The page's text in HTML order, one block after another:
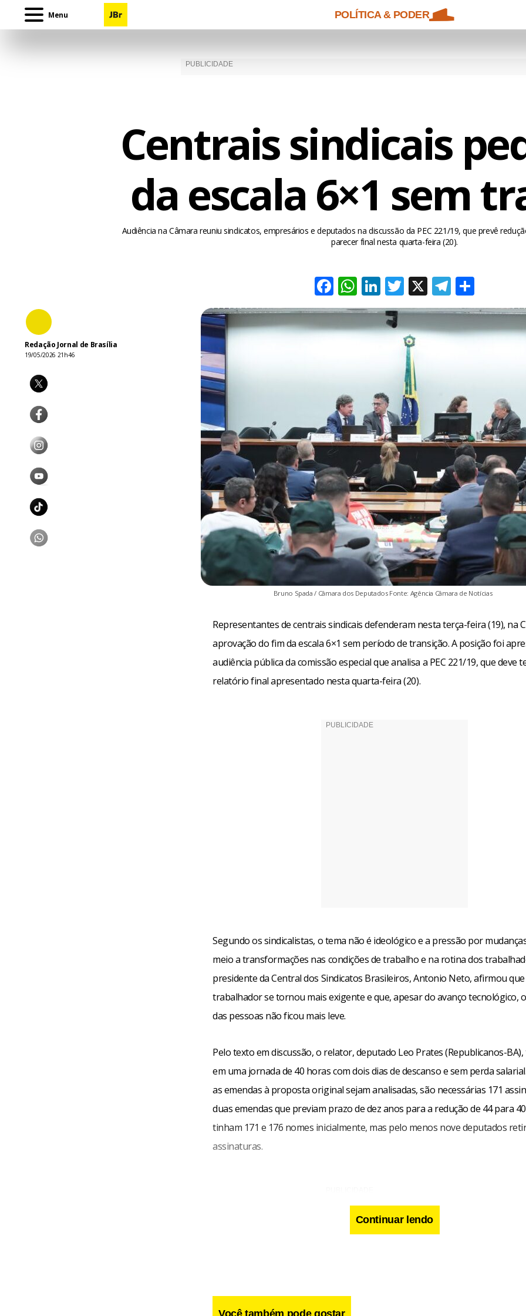
Menu POLÍTICA & PODER
Centrais sindicais
da escala 6×1 sem
Audiência na Câmara reuniu sindicatos, empresários e deputados na discussão da PEC 221/19, que prevê
parecer final nesta quarta-feira (20).
Facebook
WhatsApp
LinkedIn
Twitter
X
Redação Jornal de Brasília
19/05/2026 21h46
Bruno Spada / Câmara dos Deputados Fonte: Agência Câmara de Notícias
Representantes de centrais sindicais defenderam nesta terça-feira (19), na
aprovação do fim da escala 6×1 sem período de transição. A posição foi
audiência pública da comissão especial que analisa a PEC 221/19, que deve
relatório final apresentado nesta quarta-feira (20).
Segundo os sindicalistas, o tema não é ideológico e a pressão por
meio a transformações nas condições de trabalho e na rotina dos
presidente da Central dos Sindicatos Brasileiros, Antonio Neto, afirmou que
trabalhador se tornou mais exigente e que, apesar do avanço tecnológico,
das pessoas não ficou mais leve.
Pelo texto em discussão, o relator, deputado Leo Prates (Republicanos-
em uma jornada de 40 horas com dois dias de descanso e sem perda
as emendas à proposta original sejam analisadas, são necessárias 171
duas emendas que previam prazo de dez anos para a redução de 44 para
tinham 171 e 176 nomes inicialmente, mas pelo menos nove deputados
assinaturas.
Continuar lendo
Você também pode gostar